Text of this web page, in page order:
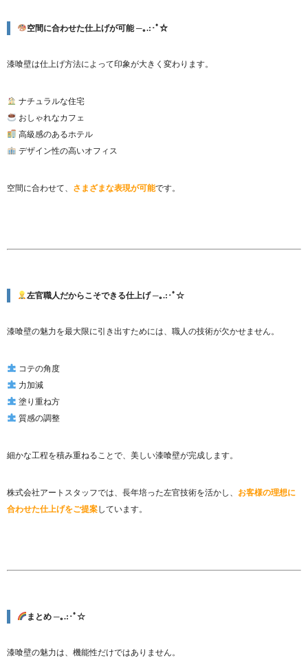
空間に合わせた仕上げが可能 ─｡.:･ﾟ☆
漆喰壁は仕上げ方法によって印象が大きく変わります。
ナチュラルな住宅
おしゃれなカフェ
高級感のあるホテル
デザイン性の高いオフィス
空間に合わせて、 さまざまな表現が可能です。
左官職人だからこそできる仕上げ ─｡.:･ﾟ☆
漆喰壁の魅力を最大限に引き出すためには、職人の技術が欠かせません。
コテの角度
力加減
塗り重ね方
質感の調整
細かな工程を積み重ねることで、美しい漆喰壁が完成します。
株式会社アートスタッフでは、長年培った左官技術を活かし、 お客様の理想に
合わせた仕上げをご提案しています。
まとめ ─｡.:･ﾟ☆
漆喰壁の魅力は、機能性だけではありません。